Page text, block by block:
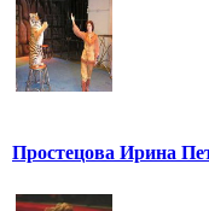
Простецова Ирина